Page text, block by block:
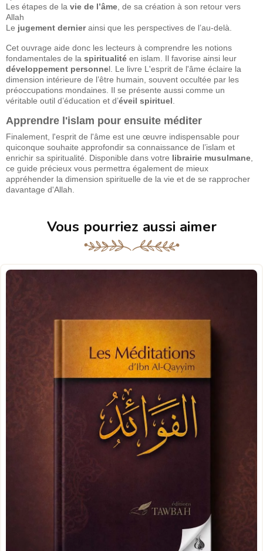
Les étapes de la vie de l’âme , de sa création à son retour vers
Allah
Le jugement dernierainsi que les perspectives de l’au-delà.
Cet ouvrage aide donc les lecteurs à comprendre les notions
fondamentales de la spiritualité en islam. Il favorise ainsi leur
développement personnel. Le livre L'esprit de l'âme éclaire la
dimension intérieure de l’être humain, souvent occultée par les
préoccupations mondaines. Il se présente aussi comme un
véritable outil d’éducation et d’éveil spirituel
Apprendre l'islam pour ensuite méditer
Finalement, l'esprit de l'âme est une œuvre indispensable pour
quiconque souhaite approfondir sa connaissance de l’islam et
enrichir sa spiritualité. Disponible dans votre librairie musulmane
ce guide précieux vous permettra également de mieux
appréhender la dimension spirituelle de la vie et de se rapprocher
davantage d'Allah.
Vous pourriez aussi aimer